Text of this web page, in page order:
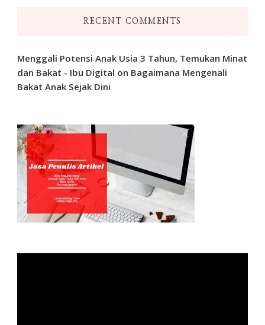
RECENT COMMENTS
Menggali Potensi Anak Usia 3 Tahun, Temukan Minat
dan Bakat - Ibu Digital on Bagaimana Mengenali
Bakat Anak Sejak Dini